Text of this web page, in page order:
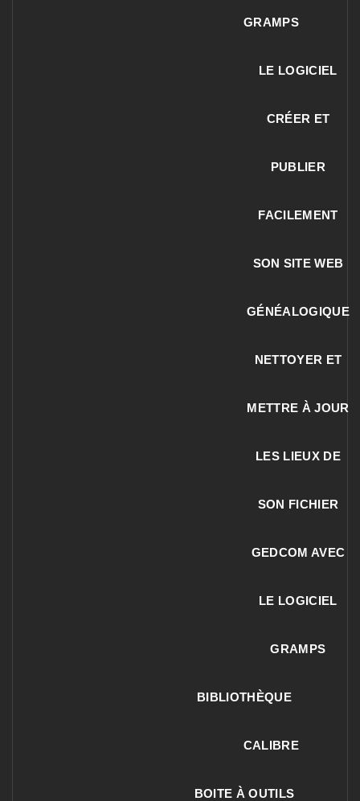
GRAMPS
LE LOGICIEL
CRÉER ET
PUBLIER
FACILEMENT
SON SITE WEB
GÉNÉALOGIQUE
NETTOYER ET
METTRE À JOUR
LES LIEUX DE
SON FICHIER
GEDCOM AVEC
LE LOGICIEL
GRAMPS
BIBLIOTHÈQUE
CALIBRE
BOITE À OUTILS